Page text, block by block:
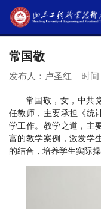
常国敬
发布人：卢圣红 时间
常国敬，女，中共
任教师，主要承担《统
学工作。教学之道，主
富的教学案例，激发学
的结合，培养学生实际